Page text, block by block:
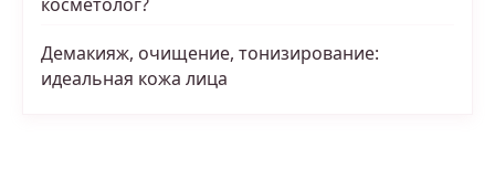
Демакияж, очищение, тонизирование:
идеальная кожа лица